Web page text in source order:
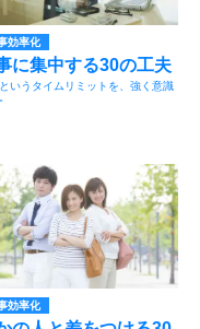
効率化
に集中する30の工夫
いうタイムリミットを、強く意識
効率化